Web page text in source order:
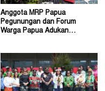
Anggota MRP Papua
Pegunungan dan Forum
Warga Papua Adukan